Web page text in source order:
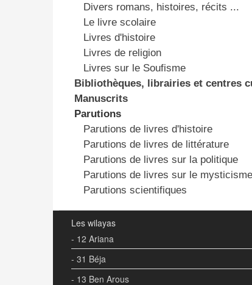
Divers romans, histoires, récits ...
Le livre scolaire
Livres d'histoire
Livres de religion
Livres sur le Soufisme
Bibliothèques, librairies et centres
Manuscrits
Parutions
Parutions de livres d'histoire
Parutions de livres de littérature
Parutions de livres sur la politique
Parutions de livres sur le mysticisme
Parutions scientifiques
Les wilayas
- 12 Ariana
- 31 Béja
- 13 Ben Arous